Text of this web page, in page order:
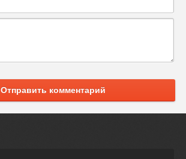
Отправить комментарий